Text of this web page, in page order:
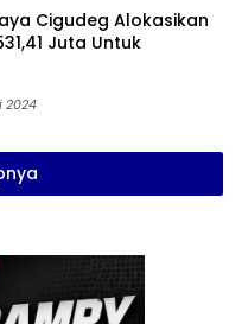
Cigudeg Alokasikan
Juta Untuk
2024